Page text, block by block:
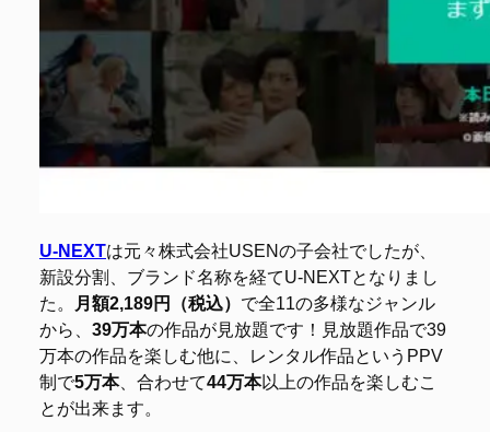
U-NEXTは元々株式会社USENの子会社でしたが、
新設分割、ブランド名称を経てU-NEXTとなりまし
た。
月額2,189円（税込） で全11の多様なジャンル
から、 39万本の作品が見放題です！見放題作品で39
万本の作品を楽しむ他に、レンタル作品というPPV
制で5万本、合わせて44万本以上の作品を楽しむこ
とが出来ます。